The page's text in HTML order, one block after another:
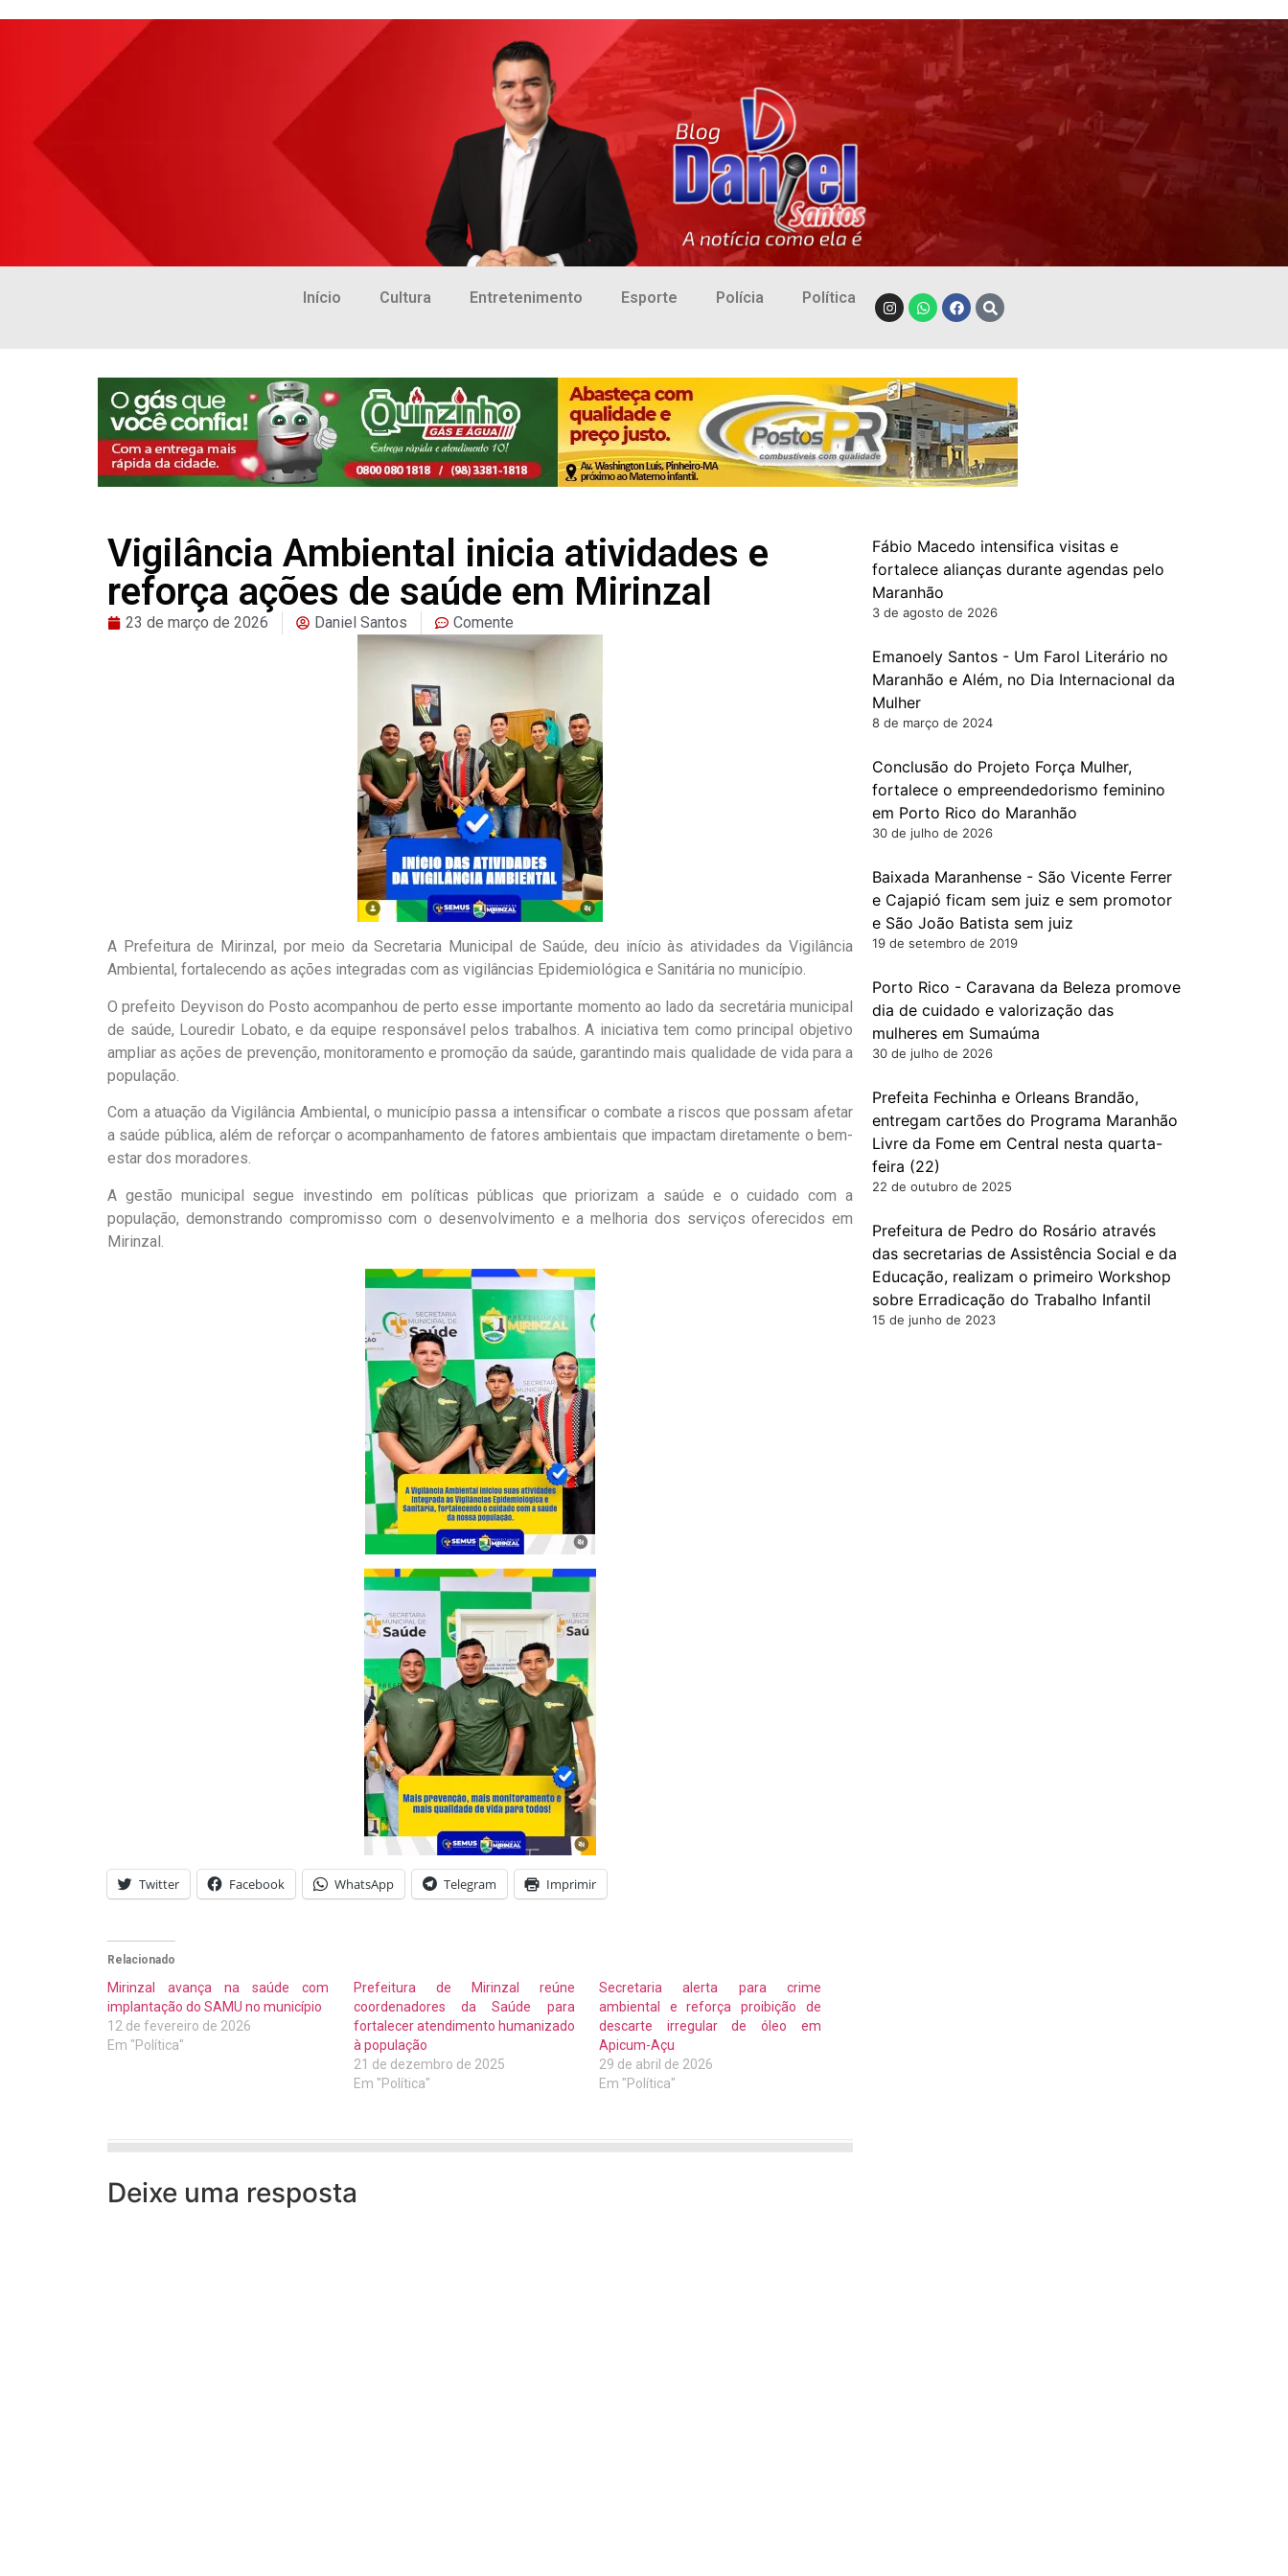
Início Cultura Entretenimento Esporte Polícia Política
Vigilância Ambiental inicia atividades e
reforça ações de saúde em Mirinzal
23 de março de 2026 Daniel Santos Comente
A Prefeitura de Mirinzal, por meio da Secretaria Municipal de Saúde, deu início às atividades da Vigilância
Ambiental, fortalecendo as ações integradas com as vigilâncias Epidemiológica e Sanitária no município.
O prefeito Deyvison do Posto acompanhou de perto esse importante momento ao lado da secretária municipal
de saúde, Louredir Lobato, e da equipe responsável pelos trabalhos. A iniciativa tem como principal objetivo
ampliar as ações de prevenção, monitoramento e promoção da saúde, garantindo mais qualidade de vida para a
população.
Com a atuação da Vigilância Ambiental, o município passa a intensificar o combate a riscos que possam afetar
a saúde pública, além de reforçar o acompanhamento de fatores ambientais que impactam diretamente o bem-
estar dos moradores.
A gestão municipal segue investindo em políticas públicas que priorizam a saúde e o cuidado com a
população, demonstrando compromisso com o desenvolvimento e a melhoria dos serviços oferecidos em
Mirinzal.
Twitter Facebook WhatsApp Telegram Imprimir
Relacionado
Mirinzal avança na saúde com
implantação do SAMU no município
12 de fevereiro de 2026
Em "Política"
Prefeitura de Mirinzal reúne
coordenadores da Saúde para
fortalecer atendimento humanizado
à população
21 de dezembro de 2025
Em "Política"
Secretaria alerta para crime
ambiental e reforça proibição de
descarte irregular de óleo em
Apicum-Açu
29 de abril de 2026
Em "Política"
Deixe uma resposta
Fábio Macedo intensifica visitas e
fortalece alianças durante agendas pelo
Maranhão
3 de agosto de 2026
Emanoely Santos - Um Farol Literário no
Maranhão e Além, no Dia Internacional da
Mulher
8 de março de 2024
Conclusão do Projeto Força Mulher,
fortalece o empreendedorismo feminino
em Porto Rico do Maranhão
30 de julho de 2026
Baixada Maranhense - São Vicente Ferrer
e Cajapió ficam sem juiz e sem promotor
e São João Batista sem juiz
19 de setembro de 2019
Porto Rico - Caravana da Beleza promove
dia de cuidado e valorização das
mulheres em Sumaúma
30 de julho de 2026
Prefeita Fechinha e Orleans Brandão,
entregam cartões do Programa Maranhão
Livre da Fome em Central nesta quarta-
feira (22)
22 de outubro de 2025
Prefeitura de Pedro do Rosário através
das secretarias de Assistência Social e da
Educação, realizam o primeiro Workshop
sobre Erradicação do Trabalho Infantil
15 de junho de 2023